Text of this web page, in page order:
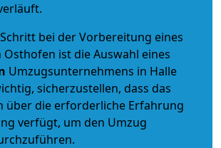
bei der Vorbereitung eines
Osthofen ist die Auswahl eines
Umzugsunternehmens in Halle
sicherzustellen, dass das
über die erforderliche Erfahrung
verfügt, um den Umzug